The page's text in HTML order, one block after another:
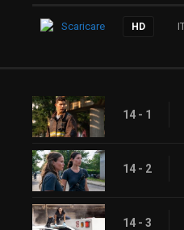
Scaricare HD
14 - 1
14 - 2
14 - 3